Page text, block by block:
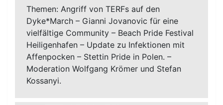
Themen: Angriff von TERFs auf den
Dyke*March – Gianni Jovanovic für eine
vielfältige Community – Beach Pride Festival
Heiligenhafen – Update zu Infektionen mit
Affenpocken – Stettin Pride in Polen. –
Moderation Wolfgang Krömer und Stefan
Kossanyi.